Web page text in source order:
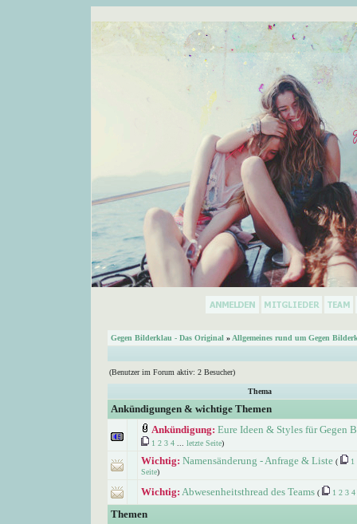
Gegen Bilderklau - Das Original » Allgemeines rund um Gegen
(Benutzer im Forum aktiv: 2 Besucher)
Thema
Ankündigungen & wichtige Themen
Ankündigung: Eure Ideen & Styles für Gegen
1 2 3 4 letzte Seite)
Wichtig: Namensänderung - Anfrage & Liste (
1
Seite)
Wichtig: Abwesenheitsthread des Teams ( 1 2 3 4
Themen